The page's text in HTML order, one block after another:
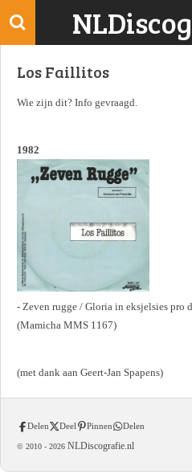
Ga
deLos Faillitos
Wie zijn dit? Info gevraagd.
1982
- Zeven rugge / Gloria in eksjelsies pro
(Mamicha MMS 1167)
(met dank aan Geert-Jan Spapens)
Delen Deel Pinnen Delen
© 2010 - 2026 NLDiscografie.nl